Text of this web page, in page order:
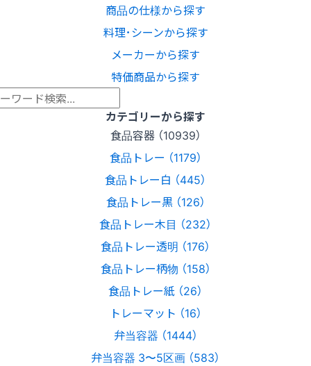
商品の仕様から探す
料理･シーンから探す
メーカーから探す
特価商品から探す
カテゴリーから探す
食品容器 （10939）
食品トレー （1179）
食品トレー白 （445）
食品トレー黒 （126）
食品トレー木目 （232）
食品トレー透明 （176）
食品トレー柄物 （158）
食品トレー紙 （26）
トレーマット （16）
弁当容器 （1444）
弁当容器 3〜5区画 （583）